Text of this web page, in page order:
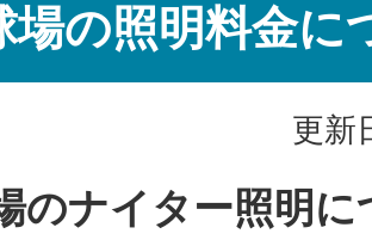
場の照明料金に
更新
のナイター照明に